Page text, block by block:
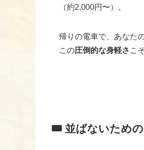
（約2,000円〜）。
帰りの電車で、あなた
この圧倒的な身軽さ こ
🎟️ 並ばないための